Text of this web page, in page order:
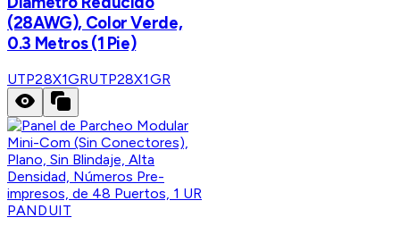
(28AWG), Color Verde,
0.3 Metros (1 Pie)
UTP28X1GRUTP28X1GR
PANDUIT